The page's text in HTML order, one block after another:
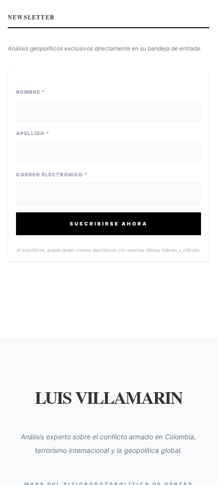
NEWSLETTER
Análisis geopolíticos exclusivos directamente en su bandeja de entrada.
NOMBRE *
APELLIDO *
CORREO ELECTRÓNICO *
SUSCRIBIRSE AHORA
Al suscribirse, acepta recibir correos electrónicos con nuestras últimas noticias y artículos.
LUIS VILLAMARIN
Análisis experto sobre el conflicto armado en Colombia,
terrorismo internacional y la geopolítica global.